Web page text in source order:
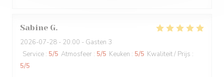
Sabine G
2026-07-28 - 20:00 - Gasten 3
Service : 5/5 Atmosfeer : 5/5 Keuken : 5/5 Kwaliteit / Prijs :
5/5